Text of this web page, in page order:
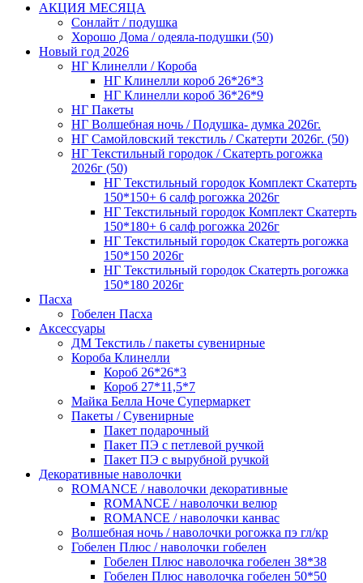
АКЦИЯ МЕСЯЦА
Сонлайт / подушка
Хорошо Дома / одеяла-подушки (50)
Новый год 2026
НГ Клинелли / Короба
НГ Клинелли короб 26*26*3
НГ Клинелли короб 36*26*9
НГ Пакеты
НГ Волшебная ночь / Подушка- думка 2026г.
НГ Самойловский текстиль / Скатерти 2026г. (50)
НГ Текстильный городок / Скатерть рогожка
2026г (50)
НГ Текстильный городок Комплект Скатерть
150*150+ 6 салф рогожка 2026г
НГ Текстильный городок Комплект Скатерть
150*180+ 6 салф рогожка 2026г
НГ Текстильный городок Скатерть рогожка
150*150 2026г
НГ Текстильный городок Скатерть рогожка
150*180 2026г
Пасха
Гобелен Пасха
Аксессуары
ДМ Текстиль / пакеты сувенирные
Короба Клинелли
Короб 26*26*3
Короб 27*11,5*7
Майка Белла Ноче Супермаркет
Пакеты / Сувенирные
Пакет подарочный
Пакет ПЭ с петлевой ручкой
Пакет ПЭ с вырубной ручкой
Декоративные наволочки
ROMANCE / наволочки декоративные
ROMANCE / наволочки велюр
ROMANCE / наволочки канвас
Волшебная ночь / наволочки рогожка пэ гл/кр
Гобелен Плюс / наволочки гобелен
Гобелен Плюс наволочка гобелен 38*38
Гобелен Плюс наволочка гобелен 50*50